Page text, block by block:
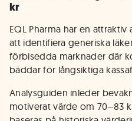
kr
EQL Pharma har en
att identifiera generiska
förbisedda marknader där
bäddar för långsiktiga
Analysguiden inleder
motiverat värde om 70–83